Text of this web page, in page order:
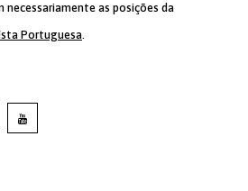
necessariamente as posições da
Portuguesa.